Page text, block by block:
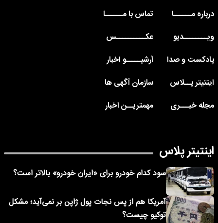
درباره مــــــا
تماس با مــــــا
ویــــــــدیو
عکــــــــــس
پادکست و صدا
آرشیـــــو اخبار
اینتیتر پــلاس
سازمان آگهی ها
مجله خبـــری
مهمتریــن اخبار
اینتیتر پلاس
سود کدام خودرو برای «ایران خودرو» بالاتر است؟
آمریکا هم از پس نجات پول ژاپن بر نمی‌آید؛ مشکل
توکیو چیست؟